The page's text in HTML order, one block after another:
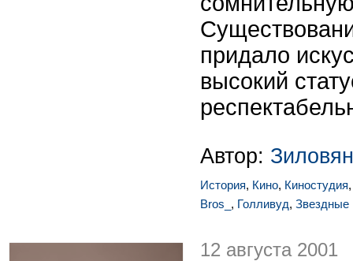
придало
высокий
Автор:
История, Кино, Киностудия
Bros_ , Голливуд, Звездные
12 августа 2001